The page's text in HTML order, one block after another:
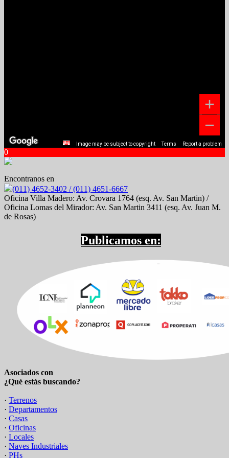
Image may be subject to copyright Terms Report a problem
0
Encontranos en
(011) 4652-3402 / (011) 4651-6667
Oficina Villa Madero: Av. Crovara 1764 (esq. Av. San Martin) /
Oficina Lomas del Mirador: Av. San Martin 3411 (esq. Av. Juan M.
de Rosas)
Publicamos en:
Asociados con
¿Qué estás buscando?
· Terrenos
· Departamentos
· Casas
· Oficinas
· Locales
· Naves Industriales
· PHs